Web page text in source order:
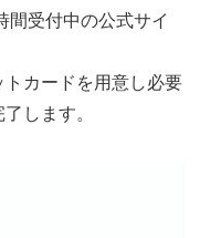
間受付中の公式サイ
カードを用意し必要
します。